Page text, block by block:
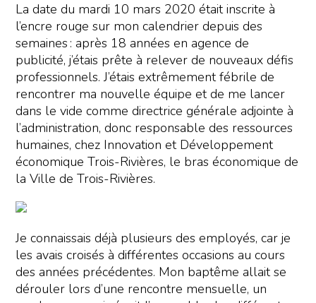
La date du mardi 10 mars 2020 était inscrite à
l’encre rouge sur mon calendrier depuis des
semaines : après 18 années en agence de
publicité, j’étais prête à relever de nouveaux défis
professionnels. J’étais extrêmement fébrile de
rencontrer ma nouvelle équipe et de me lancer
dans le vide comme directrice générale adjointe à
l’administration, donc responsable des ressources
humaines, chez Innovation et Développement
économique Trois-Rivières, le bras économique de
la Ville de Trois-Rivières.
Je connaissais déjà plusieurs des employés, car je
les avais croisés à différentes occasions au cours
des années précédentes. Mon baptême allait se
dérouler lors d’une rencontre mensuelle, un